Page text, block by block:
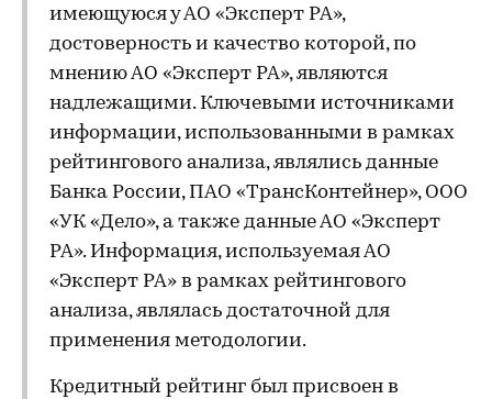
имеющуюся у АО «Эксперт РА»,
достоверность и качество которой, по
мнению АО «Эксперт РА», являются
надлежащими. Ключевыми источниками
информации, использованными в рамках
рейтингового анализа, являлись данные
Банка России, ПАО «ТрансКонтейнер», ООО
«УК «Дело», а также данные АО «Эксперт
РА». Информация, используемая АО
«Эксперт РА» в рамках рейтингового
анализа, являлась достаточной для
применения методологии.
Кредитный рейтинг был присвоен в